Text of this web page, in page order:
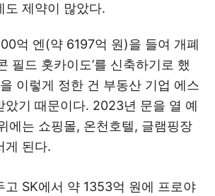
도 제약이 많았다.
억 엔(약 6197억 원)을 들여 개폐
필드 홋카이도’를 신축하기로 했
이렇게 정한 건 부동산 기업 에스
았기 때문이다. 2023년 문을 열 예
에는 쇼핑몰, 온천호텔, 글램핑장
게 된다.
고 SK에서 약 1353억 원에 프로야